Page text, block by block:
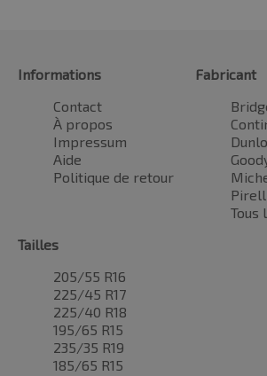
Informations
Contact
À propos
Impressum
Aide
Politique de retour
Fabricant
Tous
Tailles
205/55 R16
225/45 R17
225/40 R18
195/65 R15
235/35 R19
185/65 R15